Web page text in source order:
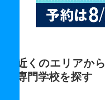
近くのエリアから
専門学校を探す